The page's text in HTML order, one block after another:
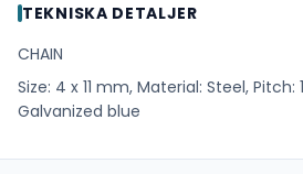
TEKNISKA DETALJER
CHAIN
Size: 4 x 11 mm, Material: Steel, Pitch:
Galvanized blue